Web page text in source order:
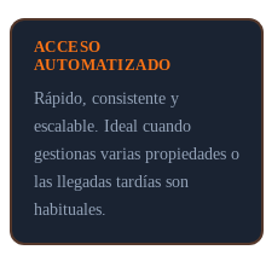
ACCESO
AUTOMATIZADO
Rápido, consistente y
escalable. Ideal cuando
gestionas varias propiedades o
las llegadas tardías son
habituales.